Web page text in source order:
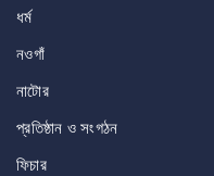
ধর্ম
নওগাঁ
নাটোর
প্রতিষ্ঠান ও সংগঠন
ফিচার